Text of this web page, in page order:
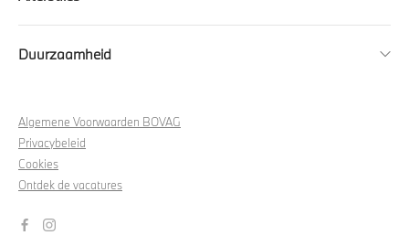
Duurzaamheid
Algemene Voorwaarden BOVAG
Privacybeleid
Cookies
Ontdek de vacatures